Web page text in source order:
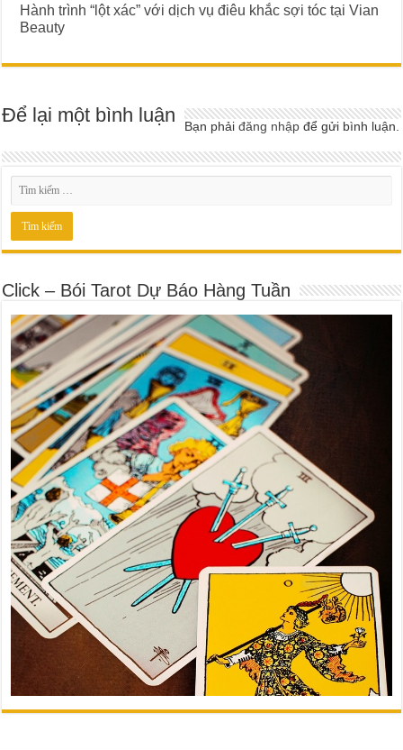
Hành trình “lột xác” với dịch vụ điêu khắc sợi tóc tại Vian
Beauty
Để lại một bình luận Bạn phảiđăng nhập để gửi bình luận.
Click – Bói Tarot Dự Báo Hàng Tuần